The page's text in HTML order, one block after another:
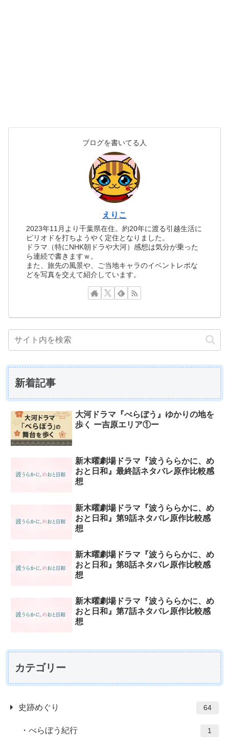
ブログを書いてる人
えりこ
2023年11月より千葉県在住。約20年に渡る引越生活に
ピリオドを打ちようやく定住となりました。
ドラマ（特にNHK朝ドラや大河）感想は気分が乗った
ら連続で書きますｗ。
また、旅先の風景や、ご当地キャラのイベントレポな
どを写真を交えて紹介しています。
新着記事
大河ドラマ『べらぼう』ゆかりの地を
歩く ー吉原エリア①ー
新木曜劇場ドラマ『波うららかに、め
おと日和』最終話ネタバレ原作比較感
想
新木曜劇場ドラマ『波うららかに、め
おと日和』第9話ネタバレ原作比較感
想
新木曜劇場ドラマ『波うららかに、め
おと日和』第8話ネタバレ原作比較感
想
新木曜劇場ドラマ『波うららかに、め
おと日和』第7話ネタバレ原作比較感
想
カテゴリー
史跡めぐり 64
べらぼう紀行 1